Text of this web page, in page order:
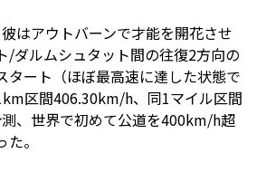
はアウトバーンで才能を開花させ
/ダルムシュタット間の往復2方向の
タート（ほぼ最高速に達した状態で
区間406.30km/h、同1マイル区間
、世界で初めて公道を400km/h超
。